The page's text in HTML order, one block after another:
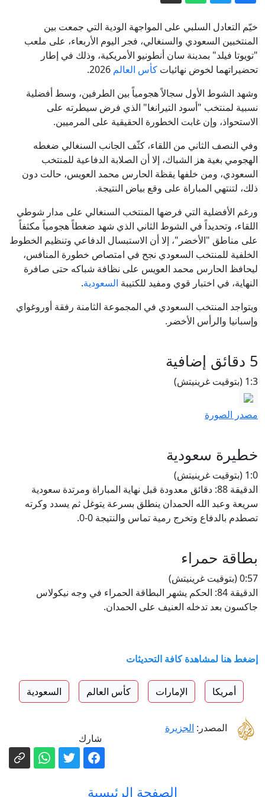
هرمز
إيران مباشر.. خامنئي يلتقي بزشكيان
وعراقجي يتحدث عن تبادل رسائل مع
واشنطن
نتنياهو: لن ينسحب الجيش الإسرائيلي من
غزة حتى يتم نزع سلاح حماس بشكل كامل
صور صادمة.. يرقات وصراصير في منشأة
تحضر الآلاف من وجبات الطائرات
طريق الموت.. رحلة موريتاني إلى آخر
الحلم الأمريكي وعودته منه
اتساع رقعة المواجهة.. 7 قتلى وعشرات
المصابين بقصف حوثي لميناء المخا باليمن
خيّم التعادل السلبي على المواجهة الودية التي جمعت بين
المنتخبين السعودي والسنغالي، فجر اليوم الأربعاء، على ملعب
"تويوتا فيلد" بمدينة سان أنطونيو الأمريكية، وذلك في إطار
تحضيراتهما لخوض نهائيات كأس العالم
وشهد الشوط الأول سجالاً هجومياً بين الطرفين، وسط أفضلية
نسبية لمنتخب "أسود التيرانغا" الذي فرض سيطرته على
الاستحواذ، وإن غابت الخطورة الحقيقية على المرميين.
وفي النصف الثاني من اللقاء، كثّف الجانب السنغالي ضغطه
الهجومي بغية هز الشباك، إلا أن الصلابة الدفاعية للمنتخب
السعودي، ومن خلفها يقظة الحارس محمد العويس، حالت دون
ذلك، لتنتهي المباراة على وقع بياض النتيجة.
ورغم الأفضلية التي فرضها المنتخب السنغالي على مدار شوطي
اللقاء، وتحديداً في الشوط الثاني الذي شهد ضغطاً هجومياً مكثفاً
على مناطق "الأخضر"، إلا أن الاستبسال الدفاعي وتنظيم الخطوط
الخلفية للمنتخب السعودي نجح في امتصاص خطورة المنافس،
ليحافظ الحارس محمد العويس على نظافة شباكه حتى صافرة
النهاية، في اختبار قوي ومفيد للكتيبة السعودية.
ويتواجد المنتخب السعودي في المجموعة الثامنة رفقة أوروغواي
وإسبانيا والرأس الأخضر.
5 دقائق إضافية
1:3 (بتوقيت غرينيتش)
مصدر الصورة
خطيرة سعودية
1:0 (بتوقيت غرينيتش)
الدقيقة 88: دقائق معدودة قبل نهاية المباراة ومرتدة سعودية
سريعة وعبد الله الحمدان ينطلق بسرعة يتوغل ثم يسدد وكرته
تصطدم بالدفاع وتخرج رمية تماس والنتيجة 0-0.
بطاقة حمراء
0:57 (بتوقيت غرينيتش)
الدقيقة 84: الحكم يشهر البطاقة الحمراء في وجه نيكولاس
جاكسون بعد تدخله العنيف على الحمدان.
إضغط هنا لمشاهدة كافة التحديثات
أمريكا الإمارات كأس العالم السعودية
المصدر: الجزيرة
شارك
الصفحة الرئيسية